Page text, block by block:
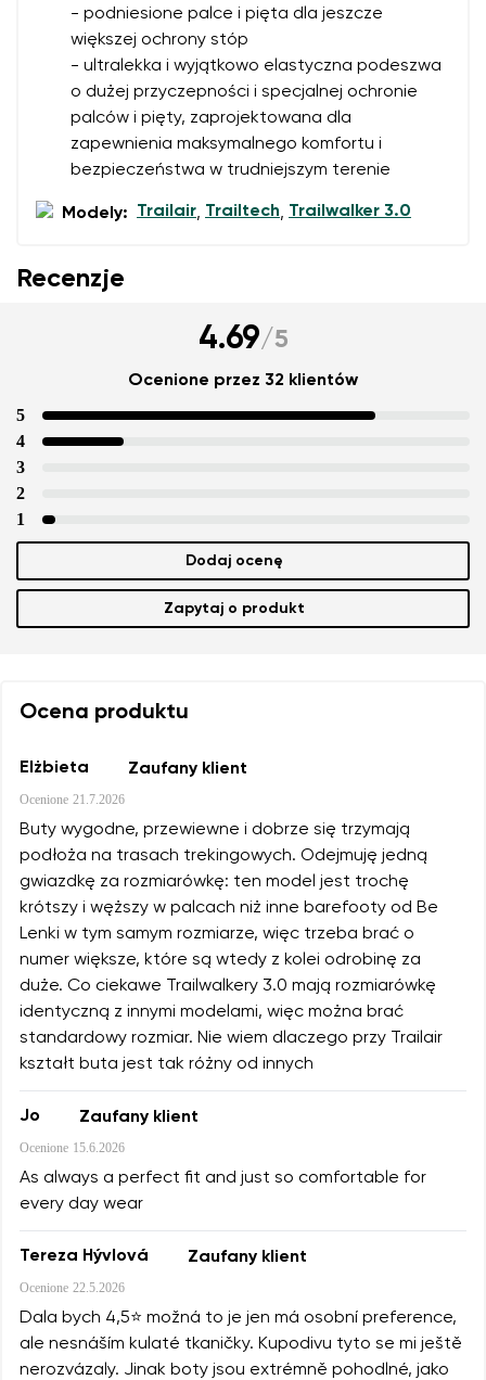
- podniesione palce i pięta dla jeszcze
większej ochrony stóp
- ultralekka i wyjątkowo elastyczna podeszwa
o dużej przyczepności i specjalnej ochronie
palców i pięty, zaprojektowana dla
zapewnienia maksymalnego komfortu i
bezpieczeństwa w trudniejszym terenie
Modely: Trailair, Trailtech, Trailwalker 3.0
Recenzje
4.69/5
Ocenione przez 32 klientów
5
4
3
2
1
Dodaj ocenę
Zapytaj o produkt
Ocena produktu
Elżbieta Zaufany klient
Ocenione 21.7.2026
Buty wygodne, przewiewne i dobrze się trzymają
podłoża na trasach trekingowych. Odejmuję jedną
gwiazdkę za rozmiarówkę: ten model jest trochę
krótszy i węższy w palcach niż inne barefooty od Be
Lenki w tym samym rozmiarze, więc trzeba brać o
numer większe, które są wtedy z kolei odrobinę za
duże. Co ciekawe Trailwalkery 3.0 mają rozmiarówkę
identyczną z innymi modelami, więc można brać
standardowy rozmiar. Nie wiem dlaczego przy Trailair
kształt buta jest tak różny od innych
Jo Zaufany klient
Ocenione 15.6.2026
As always a perfect fit and just so comfortable for
every day wear
Tereza Hývlová Zaufany klient
Ocenione 22.5.2026
Dala bych 4,5⭐️ možná to je jen má osobní preference,
ale nesnáším kulaté tkaničky. Kupodivu tyto se mi ještě
nerozvázaly. Jinak boty jsou extrémně pohodlné, jako